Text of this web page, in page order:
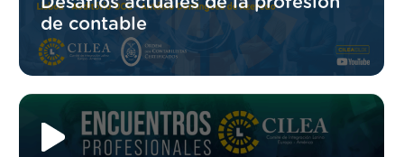
de contable